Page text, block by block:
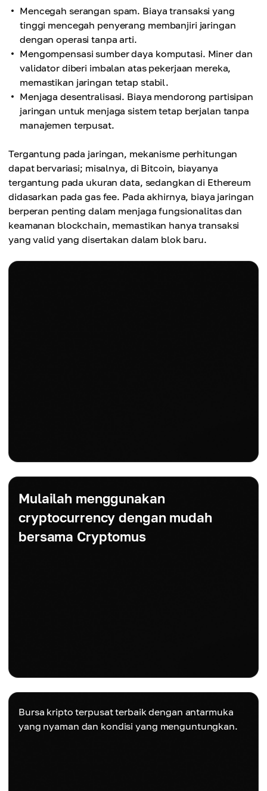
Mencegah serangan spam. Biaya transaksi yang
tinggi mencegah penyerang membanjiri jaringan
dengan operasi tanpa arti.
Mengompensasi sumber daya komputasi. Miner dan
validator diberi imbalan atas pekerjaan mereka,
memastikan jaringan tetap stabil.
Menjaga desentralisasi. Biaya mendorong partisipan
jaringan untuk menjaga sistem tetap berjalan tanpa
manajemen terpusat.
Tergantung pada jaringan, mekanisme perhitungan
dapat bervariasi; misalnya, di Bitcoin, biayanya
tergantung pada ukuran data, sedangkan di Ethereum
didasarkan pada gas fee. Pada akhirnya, biaya jaringan
berperan penting dalam menjaga fungsionalitas dan
keamanan blockchain, memastikan hanya transaksi
yang valid yang disertakan dalam blok baru.
Mulailah menggunakan
cryptocurrency dengan mudah
bersama Cryptomus
Bursa kripto terpusat terbaik dengan antarmuka
yang nyaman dan kondisi yang menguntungkan.